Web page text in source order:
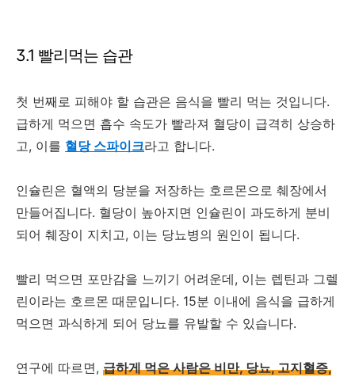
3.1 빨리먹는 습관
첫 번째로 피해야 할 습관은 음식을 빨리 먹는 것입니다.
급하게 먹으면 흡수 속도가 빨라져 혈당이 급격히 상승하
고, 이를 혈당 스파이크라고 합니다.
인슐린은 혈액의 당분을 저장하는 호르몬으로 췌장에서
만들어집니다. 혈당이 높아지면 인슐린이 과도하게 분비
되어 췌장이 지치고, 이는 당뇨병의 원인이 됩니다.
빨리 먹으면 포만감을 느끼기 어려운데, 이는 렙틴과 그렐
린이라는 호르몬 때문입니다. 15분 이내에 음식을 급하게
먹으면 과식하게 되어 당뇨를 유발할 수 있습니다.
연구에 따르면, 급하게 먹은 사람은 비만, 당뇨, 고지혈증,